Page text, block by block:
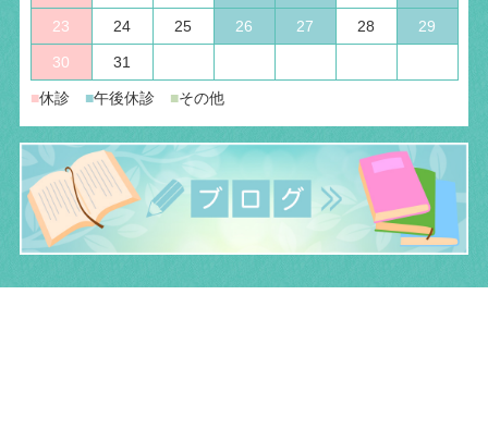
23 24 25 26 27 28 29
30 31
■休診 ■午後休診 ■その他